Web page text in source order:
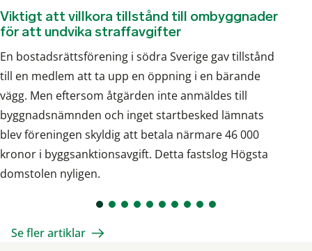
Viktigt att villkora tillstånd till ombyggnader
för att undvika straffavgifter
En bostadsrättsförening i södra Sverige gav tillstånd
till en medlem att ta upp en öppning i en bärande
vägg. Men eftersom åtgärden inte anmäldes till
byggnadsnämnden och inget startbesked lämnats
blev föreningen skyldig att betala närmare 46 000
kronor i byggsanktionsavgift. Detta fastslog Högsta
domstolen nyligen.
Se fler artiklar